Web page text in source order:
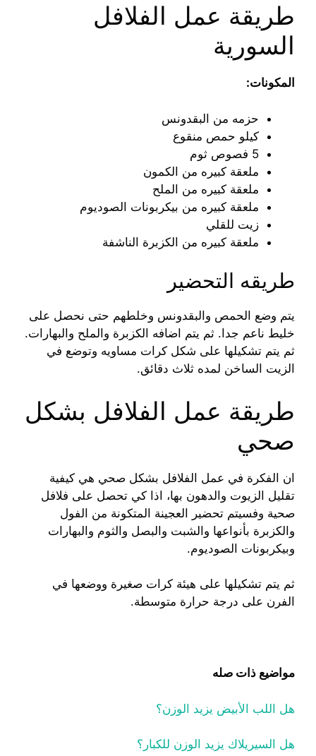
طريقة عمل الفلافل
السورية
المكونات:
حزمه من البقدونس
كيلو حمص منقوع
5 فصوص ثوم
ملعقة كبيره من الكمون
ملعقة كبيره من الملح
ملعقة كبيره من بيكربونات الصوديوم
زيت للقلي
ملعقة كبيره من الكزبرة الناشفة
طريقه التحضير
يتم وضع الحمص والبقدونس وخلطهم حتى نحصل على
خليط ناعم جدا. ثم يتم اضافه الكزبرة والملح والبهارات.
ثم يتم تشكيلها على شكل كرات مساويه وتوضع في
الزيت الساخن لمده ثلاث دقائق.
طريقة عمل الفلافل بشكل
صحي
ان الفكرة في عمل الفلافل بشكل صحي هي كيفية
تقليل الزيوت والدهون بها، اذا كي تحصل على فلافل
صحية وفسيتم تحضير العجينة المتكونة من الفول
والكزبرة بأنواعها والشبت والبصل والثوم والبهارات
وبيكربونات الصوديوم.
ثم يتم تشكيلها على هيئة كرات صغيرة ووضعها في
الفرن على درجة حرارة متوسطة.
مواضيع ذات صله
هل اللب الأبيض يزيد الوزن؟
هل السيريلاك يزيد الوزن للكبار؟